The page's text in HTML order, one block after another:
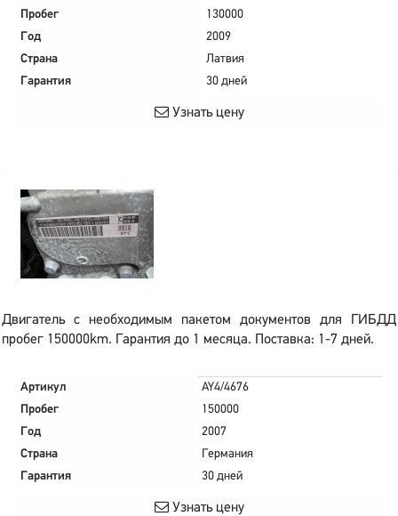
Пробег
130000
Год
2009
Страна
Латвия
Гарантия
30 дней
Узнать цену
Двигатель с необходимым пакетом документов для ГИБДД
пробег 150000km. Гарантия до 1 месяца. Поставка: 1-7 дней.
Артикул
AY4/4676
Пробег
150000
Год
2007
Страна
Германия
Гарантия
30 дней
Узнать цену